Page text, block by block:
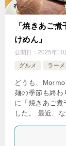
「焼きあご
けめん」
公開日： 2025年10
グルメ
ラーメ
どうも、
麺の季節も終わ
に「焼きあご煮
した。 最近、